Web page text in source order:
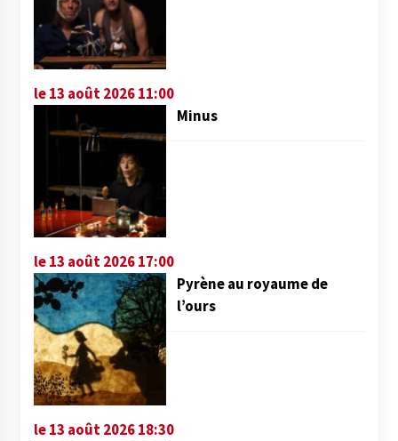
le 13 août 2026 11:00
Minus
le 13 août 2026 17:00
Pyrène au royaume de
l’ours
le 13 août 2026 18:30